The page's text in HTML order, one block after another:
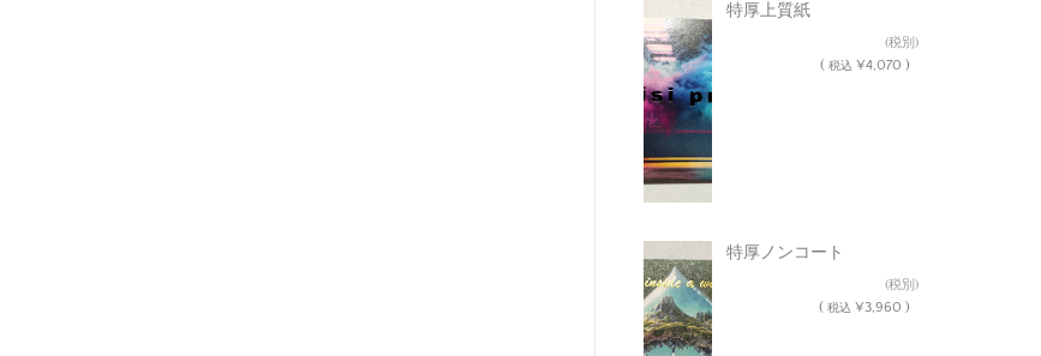
特厚上質紙
(税別)
( 税込 ¥4,070 )
特厚ノンコート
(税別)
( 税込 ¥3,960 )